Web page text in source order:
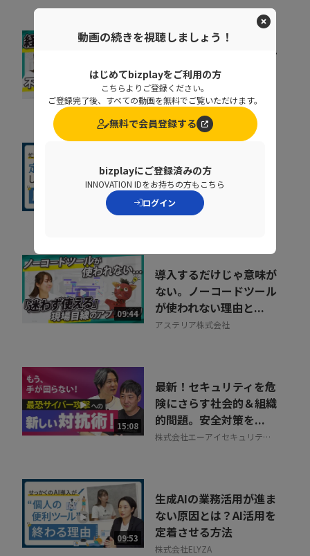
11:26
精算業務は人の目で守れ
ない 目視検印がガバナ
ンスリスクになる理由
TISI株式会社
13:39
【13分で解説】脆弱性
診断が続かない理由
と、“組織で回す”方法
株式会社エーアイセキュリティ
09:44
導入するだけじゃ意味が
ない。ノーコードツール
が使われない理由と...
アステリア株式会社
15:08
最新！セキュリティを危
険にさらす社会的＆組織
的問題。安全対策を...
株式会社エーアイセキュリティ
09:53
生成AIの業務活用が進ま
ない原因とは？AI活用を
定着させる方法
株式会社ELYZA
動画の続きを視聴しましょう！
はじめてbizplayをご利用の方
こちらよりご登録ください。
ご登録完了後、すべての動画を無料でご覧いただけます。
無料で会員登録する
bizplayにご登録済みの方
INNOVATION IDをお持ちの方もこちら
ログイン